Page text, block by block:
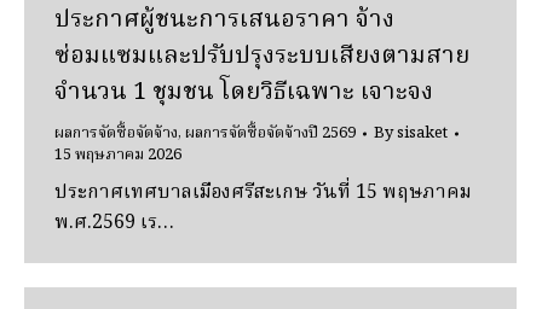
ประกาศผู้ชนะการเสนอราคา จ้าง
ซ่อมแซมและปรับปรุงระบบเสียงตามสาย
จํานวน 1 ชุมชน โดยวิธีเฉพาะ เจาะจง
ผลการจัดซื้อจัดจ้าง,ผลการจัดซื้อจัดจ้างปี 2569 Bysisaket
15 พฤษภาคม 2026
ประกาศเทศบาลเมืองศรีสะเกษ วันที่ 15 พฤษภาคม
พ.ศ.2569 เร…